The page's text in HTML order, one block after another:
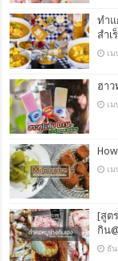
ทำแ
สำเ
เ
ฮาว
เ
เ
[สูต
กิน
ธั